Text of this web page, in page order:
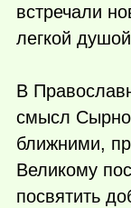
встречали
легкой
В
смысл
ближними,
Великому
посвятить